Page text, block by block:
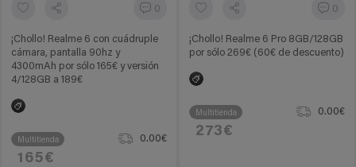
0
¡Chollo! Realme 6 con cuádruple
cámara, pantalla 90hz y
4300mAh por sólo 165€ y versión
4/128GB a 189€
Multitienda 0.00€
165€
0
¡Chollo! Realme 6 Pro 8GB/128GB
por sólo 269€ (60€ de descuento)
Multitienda 0.00€
273€